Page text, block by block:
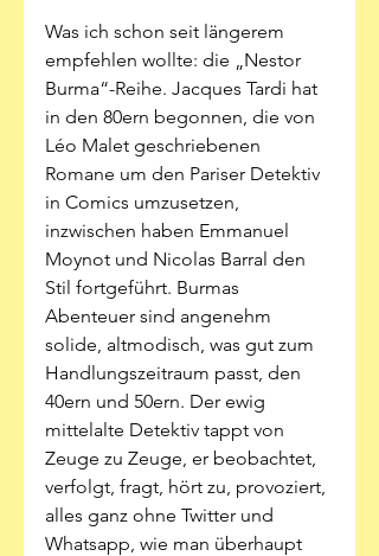
Was ich schon seit längerem
empfehlen wollte: die „Nestor
Burma“-Reihe. Jacques Tardi hat
in den 80ern begonnen, die von
Léo Malet geschriebenen
Romane um den Pariser Detektiv
in Comics umzusetzen,
inzwischen haben Emmanuel
Moynot und Nicolas Barral den
Stil fortgeführt. Burmas
Abenteuer sind angenehm
solide, altmodisch, was gut zum
Handlungszeitraum passt, den
40ern und 50ern. Der ewig
mittelalte Detektiv tappt von
Zeuge zu Zeuge, er beobachtet,
verfolgt, fragt, hört zu, provoziert,
alles ganz ohne Twitter und
Whatsapp, wie man überhaupt